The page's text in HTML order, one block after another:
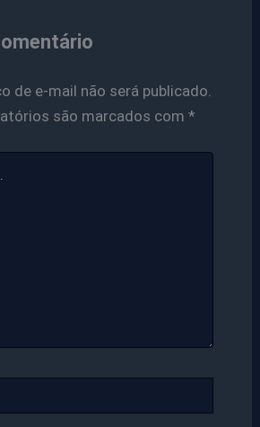
de e-mail não será publicado.
são marcados com *